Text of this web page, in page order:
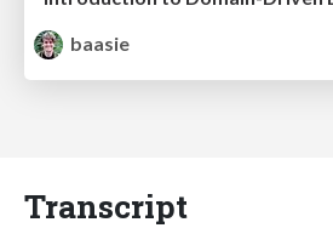
baasie
Transcript